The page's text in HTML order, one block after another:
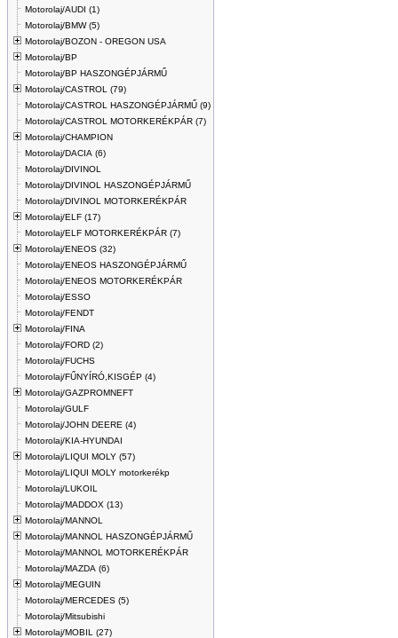
Motorolaj/AUDI (1)
Motorolaj/BMW (5)
Motorolaj/BOZON - OREGON USA
Motorolaj/BP
Motorolaj/BP HASZONGÉPJÁRMŰ
Motorolaj/CASTROL (79)
Motorolaj/CASTROL HASZONGÉPJÁRMŰ (9)
Motorolaj/CASTROL MOTORKERÉKPÁR (7)
Motorolaj/CHAMPION
Motorolaj/DACIA (6)
Motorolaj/DIVINOL
Motorolaj/DIVINOL HASZONGÉPJÁRMŰ
Motorolaj/DIVINOL MOTORKERÉKPÁR
Motorolaj/ELF (17)
Motorolaj/ELF MOTORKERÉKPÁR (7)
Motorolaj/ENEOS (32)
Motorolaj/ENEOS HASZONGÉPJÁRMŰ
Motorolaj/ENEOS MOTORKERÉKPÁR
Motorolaj/ESSO
Motorolaj/FENDT
Motorolaj/FINA
Motorolaj/FORD (2)
Motorolaj/FUCHS
Motorolaj/FŰNYÍRÓ,KISGÉP (4)
Motorolaj/GAZPROMNEFT
Motorolaj/GULF
Motorolaj/JOHN DEERE (4)
Motorolaj/KIA-HYUNDAI
Motorolaj/LIQUI MOLY (57)
Motorolaj/LIQUI MOLY motorkerékp
Motorolaj/LUKOIL
Motorolaj/MADDOX (13)
Motorolaj/MANNOL
Motorolaj/MANNOL HASZONGÉPJÁRMŰ
Motorolaj/MANNOL MOTORKERÉKPÁR
Motorolaj/MAZDA (6)
Motorolaj/MEGUIN
Motorolaj/MERCEDES (5)
Motorolaj/Mitsubishi
Motorolaj/MOBIL (27)